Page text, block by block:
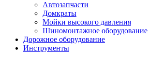
Автозапчасти
Домкраты
Мойки высокого давления
Шиномонтажное оборудование
Дорожное оборудование
Инструменты